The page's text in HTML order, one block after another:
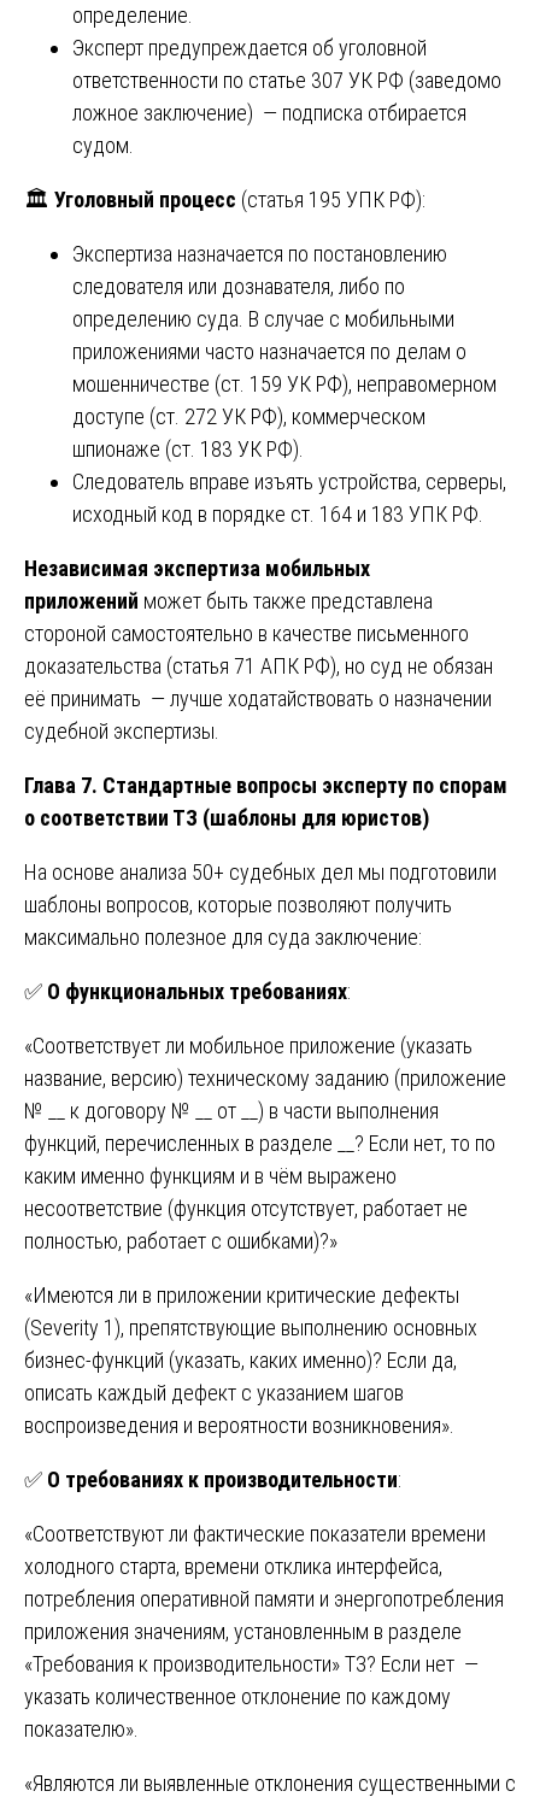
определение.
Эксперт предупреждается об уголовной
ответственности по статье 307 УК РФ (заведомо
ложное заключение) — подписка отбирается
судом.
🏛️ Уголовный процесс (статья 195 УПК РФ):
Экспертиза назначается по постановлению
следователя или дознавателя, либо по
определению суда. В случае с мобильными
приложениями часто назначается по делам о
мошенничестве (ст. 159 УК РФ), неправомерном
доступе (ст. 272 УК РФ), коммерческом
шпионаже (ст. 183 УК РФ).
Следователь вправе изъять устройства, серверы,
исходный код в порядке ст. 164 и 183 УПК РФ.
Независимая экспертиза мобильных
приложений может быть также представлена
стороной самостоятельно в качестве письменного
доказательства (статья 71 АПК РФ), но суд не обязан
её принимать — лучше ходатайствовать о назначении
судебной экспертизы.
Глава 7. Стандартные вопросы эксперту по спорам
о соответствии ТЗ (шаблоны для юристов)
На основе анализа 50+ судебных дел мы подготовили
шаблоны вопросов, которые позволяют получить
максимально полезное для суда заключение:
✅ О функциональных требованиях:
«Соответствует ли мобильное приложение (указать
название, версию) техническому заданию (приложение
№ __ к договору № __ от __) в части выполнения
функций, перечисленных в разделе __? Если нет, то по
каким именно функциям и в чём выражено
несоответствие (функция отсутствует, работает не
полностью, работает с ошибками)?»
«Имеются ли в приложении критические дефекты
(Severity 1), препятствующие выполнению основных
бизнес-функций (указать, каких именно)? Если да,
описать каждый дефект с указанием шагов
воспроизведения и вероятности возникновения».
✅ О требованиях к производительности:
«Соответствуют ли фактические показатели времени
холодного старта, времени отклика интерфейса,
потребления оперативной памяти и энергопотребления
приложения значениям, установленным в разделе
«Требования к производительности» ТЗ? Если нет —
указать количественное отклонение по каждому
показателю».
«Являются ли выявленные отклонения существенными с